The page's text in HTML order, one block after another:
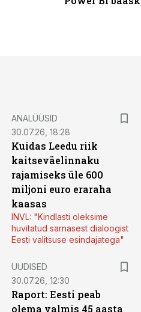
ANALÜÜSID
30.07.26, 18:28
Kuidas Leedu riik
kaitseväelinnaku
rajamiseks üle 600
miljoni euro eraraha
kaasas
INVL: "Kindlasti oleksime
huvitatud sarnasest dialoogist
Eesti valitsuse esindajatega"
UUDISED
30.07.26, 12:30
Raport: Eesti peab
olema valmis 45 aasta